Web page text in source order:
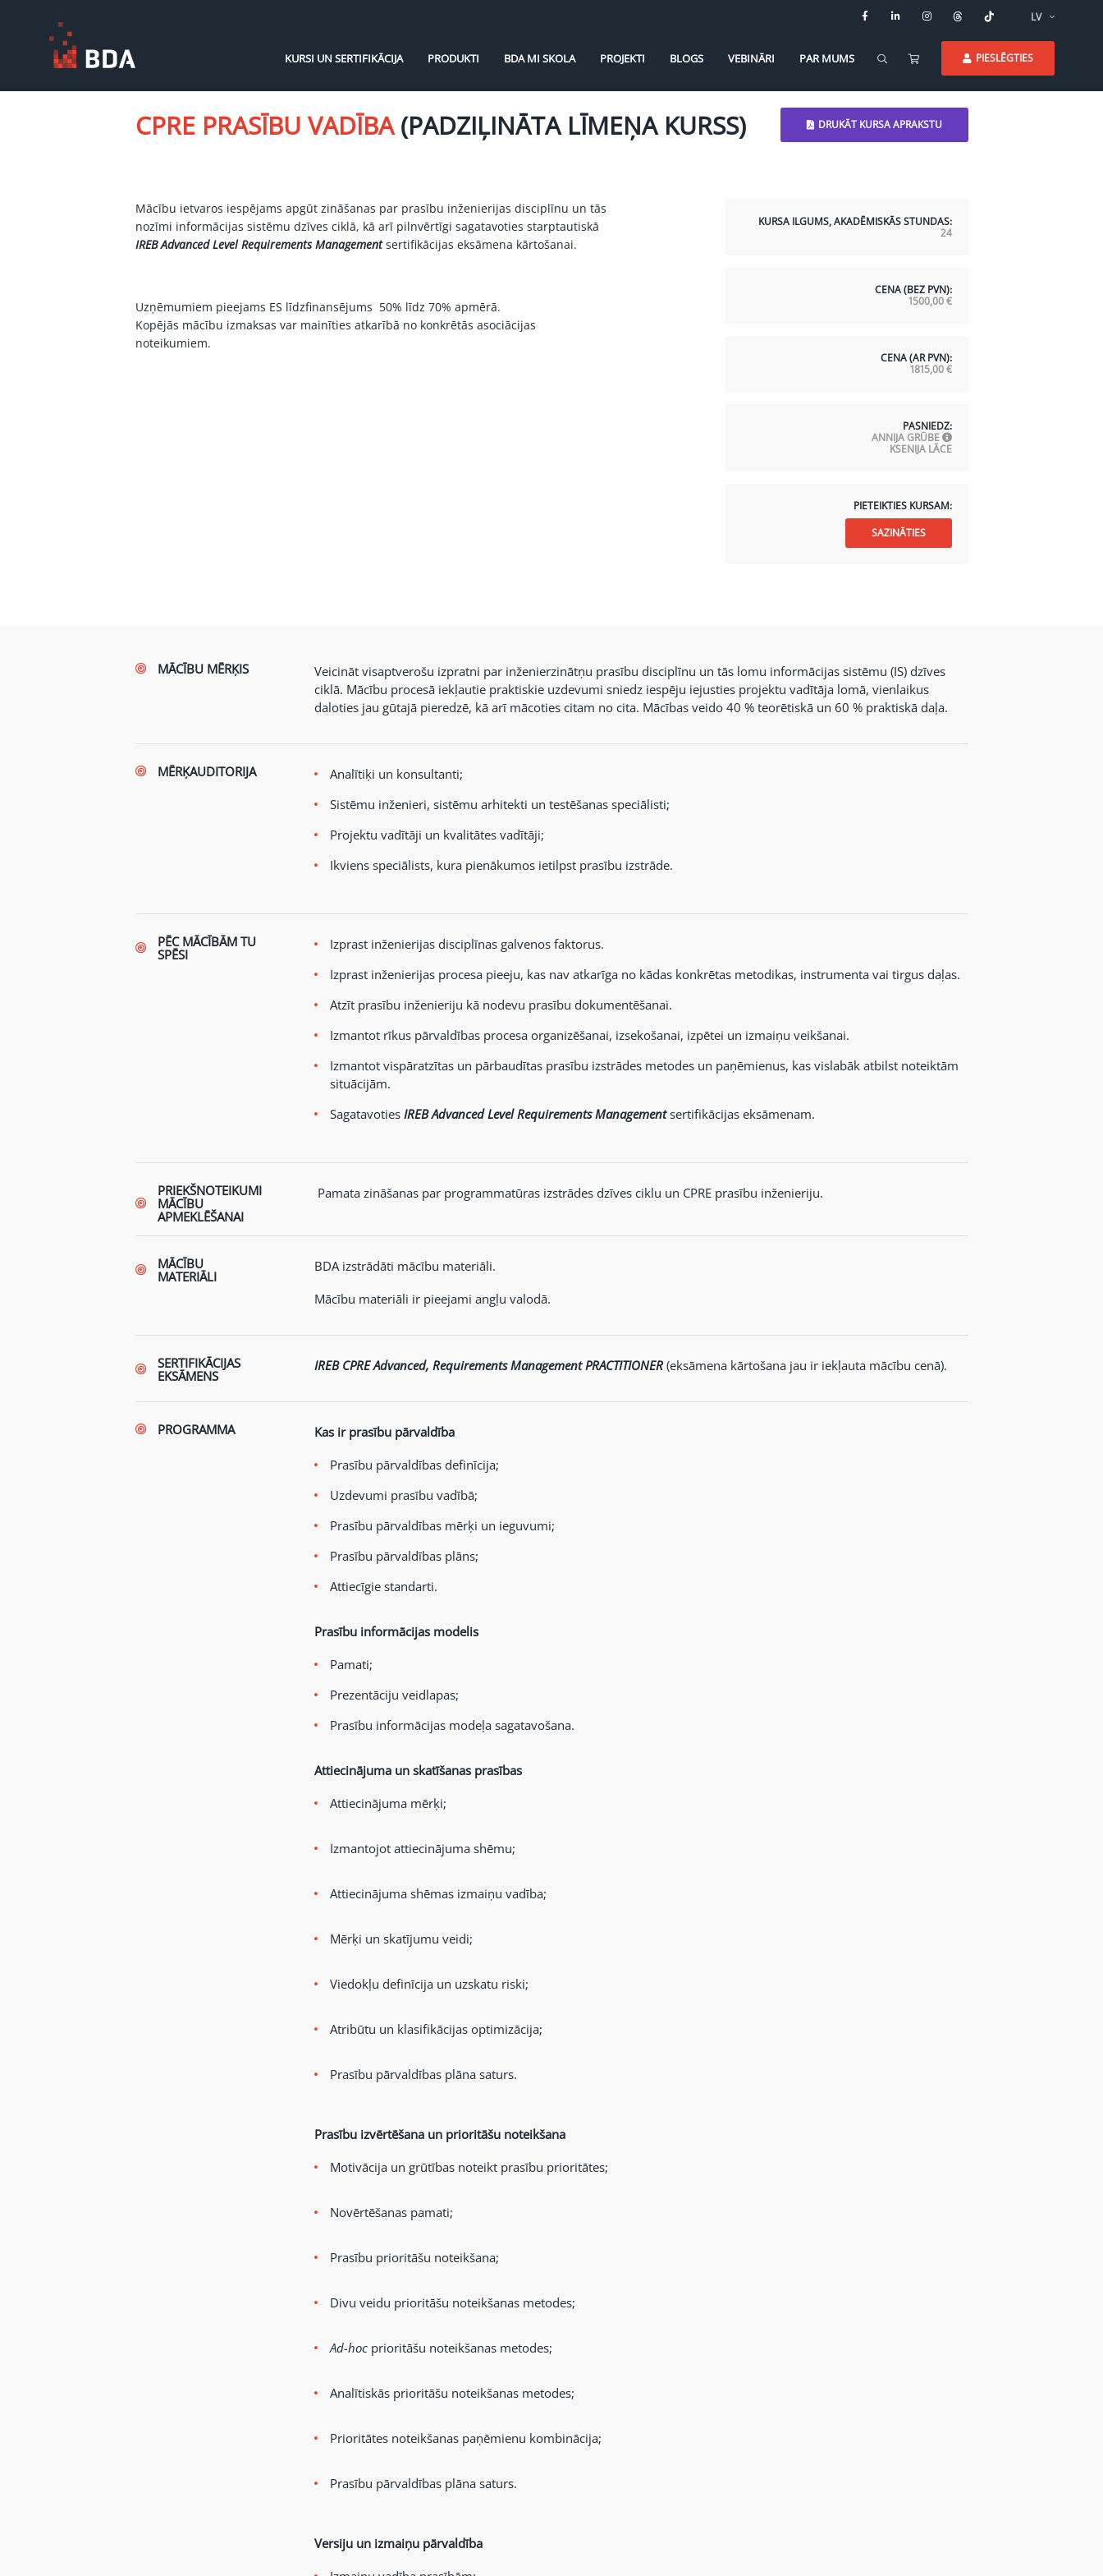
LV
KURSI UN SERTIFIKĀCIJA PRODUKTI BDA MI SKOLA PROJEKTI BLOGS VEBINĀRI PAR MUMS PIESLĒGTIES
CPRE PRASĪBU VADĪBA(PADZIĻINĀTA LĪMEŅA KURSS) DRUKĀT KURSA APRAKSTU
Mācību ietvaros iespējams apgūt zināšanas par prasību inženierijas disciplīnu un tās
nozīmi informācijas sistēmu dzīves ciklā, kā arī pilnvērtīgi sagatavoties starptautiskā
IREB Advanced Level Requirements Managementsertifikācijas eksāmena kārtošanai.
Uzņēmumiem pieejams ES līdzfinansējums 50% līdz 70% apmērā.
Kopējās mācību izmaksas var mainīties atkarībā no konkrētās asociācijas
noteikumiem.
KURSA ILGUMS, AKADĒMISKĀS STUNDAS:
24
CENA (BEZ PVN):
1500,00€
CENA (AR PVN):
1815,00€
PASNIEDZ:
ANNIJA GRŪBE
KSENIJA LĀCE
PIETEIKTIES KURSAM:
SAZINĀTIES
MĀCĪBU MĒRĶIS
Veicināt visaptverošu izpratni par inženierzinātņu prasību disciplīnu un tās lomu informācijas sistēmu (IS) dzīves
ciklā. Mācību procesā iekļautie praktiskie uzdevumi sniedz iespēju iejusties projektu vadītāja lomā, vienlaikus
daloties jau gūtajā pieredzē, kā arī mācoties citam no cita. Mācības veido 40 % teorētiskā un 60 % praktiskā daļa.
MĒRĶAUDITORIJA
Analītiķi un konsultanti;
Sistēmu inženieri, sistēmu arhitekti un testēšanas speciālisti;
Projektu vadītāji un kvalitātes vadītāji;
Ikviens speciālists, kura pienākumos ietilpst prasību izstrāde.
PĒC MĀCĪBĀM TU
SPĒSI
Izprast inženierijas disciplīnas galvenos faktorus.
Izprast inženierijas procesa pieeju, kas nav atkarīga no kādas konkrētas metodikas, instrumenta vai tirgus daļas.
Atzīt prasību inženieriju kā nodevu prasību dokumentēšanai.
Izmantot rīkus pārvaldības procesa organizēšanai, izsekošanai, izpētei un izmaiņu veikšanai.
Izmantot vispāratzītas un pārbaudītas prasību izstrādes metodes un paņēmienus, kas vislabāk atbilst noteiktām
situācijām.
Sagatavoties IREB Advanced Level Requirements Managementsertifikācijas eksāmenam.
PRIEKŠNOTEIKUMI
MĀCĪBU
APMEKLĒŠANAI
Pamata zināšanas par programmatūras izstrādes dzīves ciklu un CPRE prasību inženieriju.
MĀCĪBU
MATERIĀLI
BDA izstrādāti mācību materiāli.
Mācību materiāli ir pieejami angļu valodā.
SERTIFIKĀCIJAS
EKSĀMENS
IREB CPRE Advanced, Requirements Management PRACTITIONER (eksāmena kārtošana jau ir iekļauta mācību cenā).
PROGRAMMA
Kas ir prasību pārvaldība
Prasību pārvaldības definīcija;
Uzdevumi prasību vadībā;
Prasību pārvaldības mērķi un ieguvumi;
Prasību pārvaldības plāns;
Attiecīgie standarti.
Prasību informācijas modelis
Pamati;
Prezentāciju veidlapas;
Prasību informācijas modeļa sagatavošana.
Attiecinājuma un skatīšanas prasības
Attiecinājuma mērķi;
Izmantojot attiecinājuma shēmu;
Attiecinājuma shēmas izmaiņu vadība;
Mērķi un skatījumu veidi;
Viedokļu definīcija un uzskatu riski;
Atribūtu un klasifikācijas optimizācija;
Prasību pārvaldības plāna saturs.
Prasību izvērtēšana un prioritāšu noteikšana
Motivācija un grūtības noteikt prasību prioritātes;
Novērtēšanas pamati;
Prasību prioritāšu noteikšana;
Divu veidu prioritāšu noteikšanas metodes;
Ad-hocprioritāšu noteikšanas metodes;
Analītiskās prioritāšu noteikšanas metodes;
Prioritātes noteikšanas paņēmienu kombinācija;
Prasību pārvaldības plāna saturs.
Versiju un izmaiņu pārvaldība